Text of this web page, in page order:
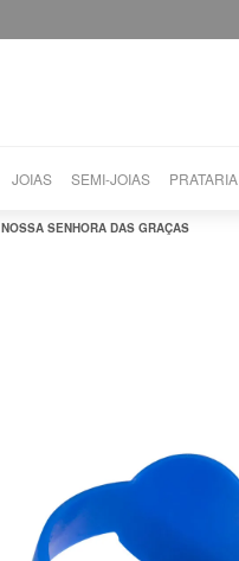
JOIAS SEMI-JOIAS PRATARIA
NOSSA SENHORA DAS GRAÇAS